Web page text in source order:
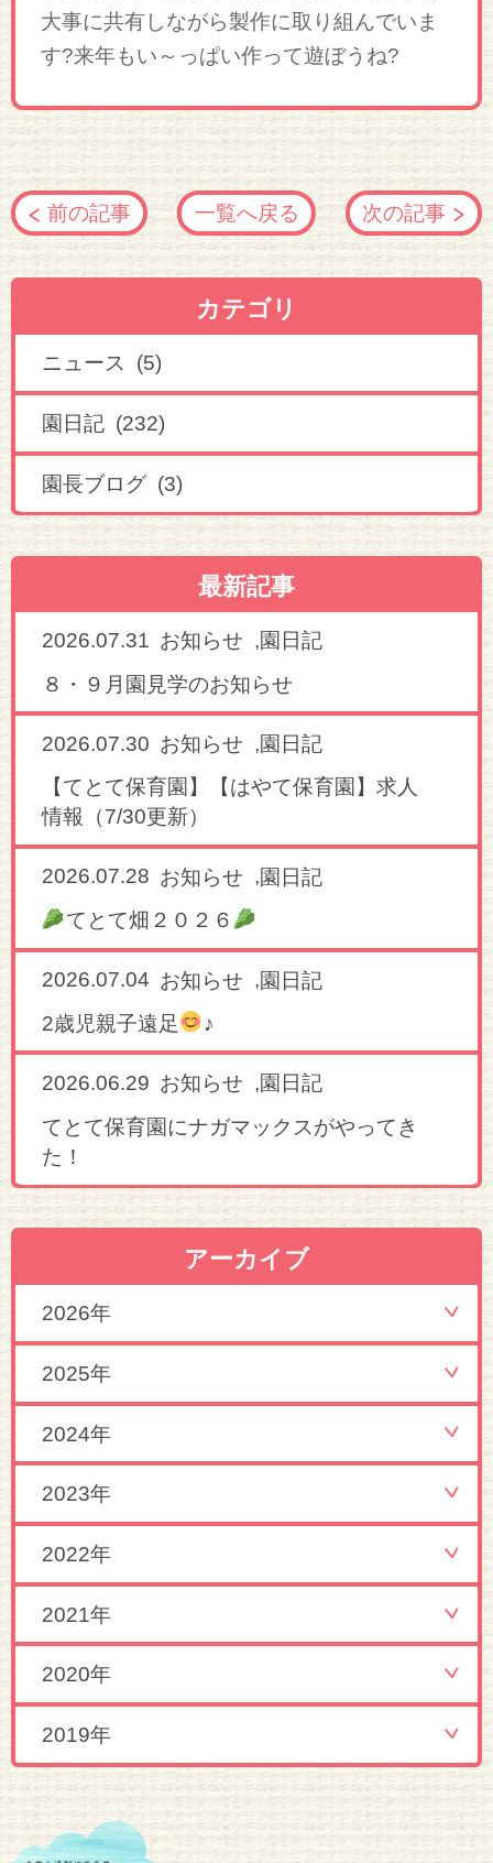
大事に共有しながら製作に取り組んでいま
す?来年もい～っぱい作って遊ぼうね?
前の記事 一覧へ戻る 次の記事
カテゴリ
ニュース (5)
園日記 (232)
園長ブログ (3)
最新記事
2026.07.31 お知らせ ,園日記
８・９月園見学のお知らせ
2026.07.30 お知らせ ,園日記
【てとて保育園】【はやて保育園】求人
情報（7/30更新）
2026.07.28 お知らせ ,園日記
てとて畑２０２６
2026.07.04 お知らせ ,園日記
2歳児親子遠足
♪
2026.06.29 お知らせ ,園日記
てとて保育園にナガマックスがやってき
た！
アーカイブ
2026年
2025年
2024年
2023年
2022年
2021年
2020年
2019年